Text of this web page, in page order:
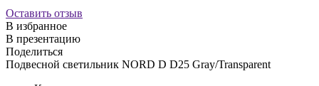
Оставить отзыв
В избранное
В презентацию
Поделиться
Подвесной светильник NORD D D25 Gray/Transparent